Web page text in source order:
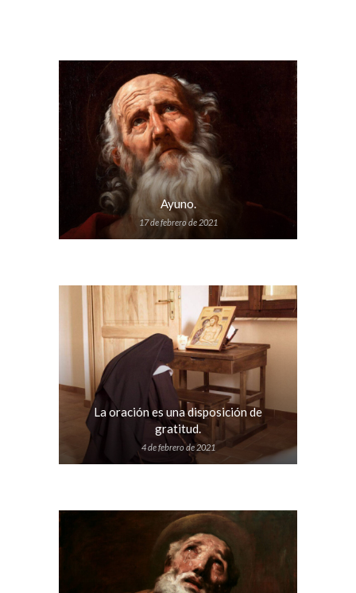
Ayuno.
17 de febrero de 2021
La oración es una disposición de
gratitud.
4 de febrero de 2021